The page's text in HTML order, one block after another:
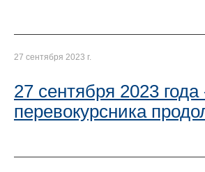
27 сентября 2023 г.
27 сентября 2023
перевокурсника